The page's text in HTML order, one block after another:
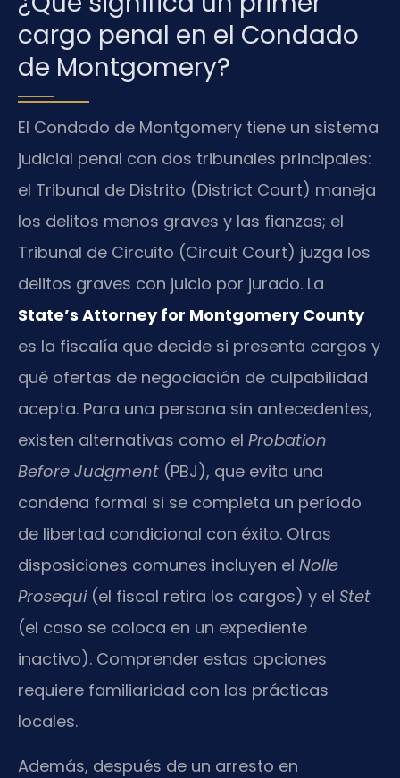
cargo penal en el Condado
de Montgomery?
El Condado de Montgomery tiene un sistema
judicial penal con dos tribunales principales:
el Tribunal de Distrito (District Court) maneja
los delitos menos graves y las fianzas; el
Tribunal de Circuito (Circuit Court) juzga los
delitos graves con juicio por jurado. La
State’s Attorney for Montgomery County
es la fiscalía que decide si presenta cargos y
qué ofertas de negociación de culpabilidad
acepta. Para una persona sin antecedentes,
existen alternativas como el Probation
Before Judgment (PBJ), que evita una
condena formal si se completa un período
de libertad condicional con éxito. Otras
disposiciones comunes incluyen el Nolle
Prosequi(el fiscal retira los cargos) y el Stet
(el caso se coloca en un expediente
inactivo). Comprender estas opciones
requiere familiaridad con las prácticas
locales.
Además, después de un arresto en